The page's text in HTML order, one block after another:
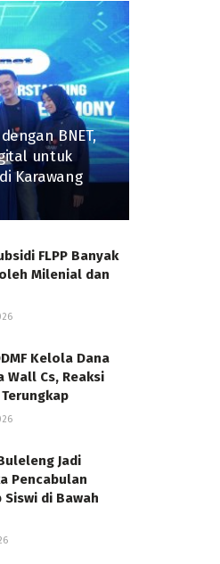
BNET,
untuk
Karawang
FLPP Banyak
Milenial dan
Kelola Dana
Wall Cs, Reaksi
Terungkap
Jadi
Pencabulan
Siswi di Bawah